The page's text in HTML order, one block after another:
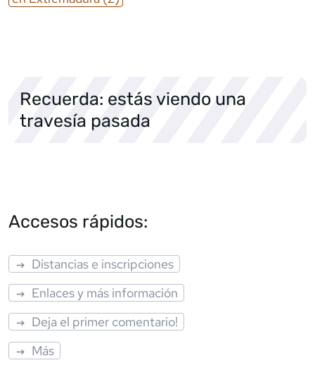
Recuerda: estás viendo una
travesía pasada
Accesos rápidos:
Distancias e inscripciones
Enlaces y más información
Deja el primer comentario!
Más